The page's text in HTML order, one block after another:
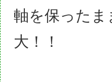
軸を保った
大！！